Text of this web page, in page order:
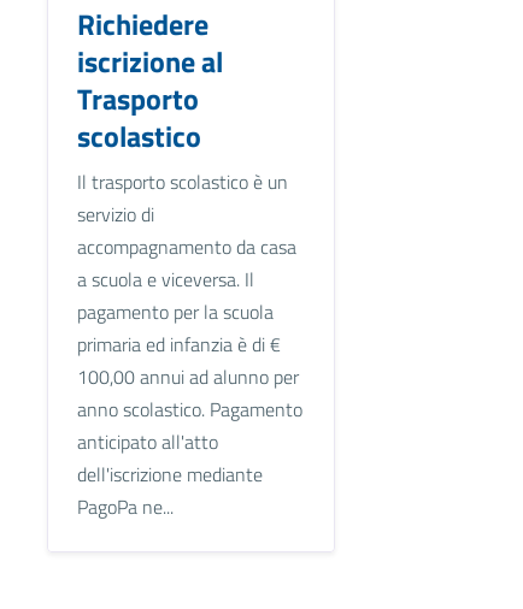
Richiedere
iscrizione al
Trasporto
scolastico
Il trasporto scolastico è un
servizio di
accompagnamento da casa
a scuola e viceversa. Il
pagamento per la scuola
primaria ed infanzia è di €
100,00 annui ad alunno per
anno scolastico. Pagamento
anticipato all'atto
dell'iscrizione mediante
PagoPa ne...